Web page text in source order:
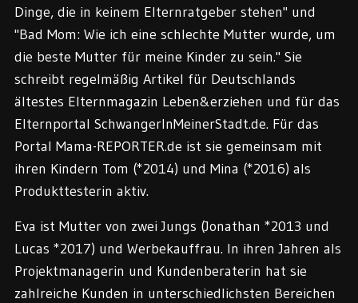
Dinge, die in keinem Elternratgeber stehen" und
"Bad Mom: Wie ich eine schlechte Mutter wurde, um
die beste Mutter für meine Kinder zu sein." Sie
schreibt regelmäßig Artikel für Deutschlands
ältestes Elternmagazin Leben&erziehen und für das
Elternportal SchwangerInMeinerStadt.de. Für das
Portal Mama-REPORTER.de ist sie gemeinsam mit
ihren Kindern Tom (*2014) und Mina (*2016) als
Produkttesterin aktiv.
Eva ist Mutter von zwei Jungs (Jonathan *2013 und
Lucas *2017) und Werbekauffrau. In ihren Jahren als
Projektmanagerin und Kundenberaterin hat sie
zahlreiche Kunden in unterschiedlichsten Bereichen